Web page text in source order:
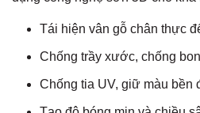
Tái hiện vân gỗ chân thực
Chống trầy xước, chống
Chống tia UV, giữ màu bền